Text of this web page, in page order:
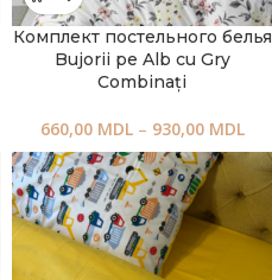
Комплект постельного белья
Bujorii pe Alb cu Gry
Combinați
660,00 MDL – 930,00 MDL